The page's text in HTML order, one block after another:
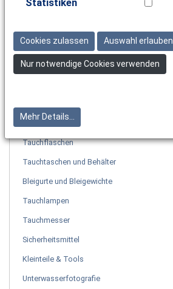
Masken & Schnorchel & Flossen
Neoprenzubehör
Tauchcomputer & Uhren
Jacketzubehör
Tauchflaschen
Tauchtaschen und Behälter
Bleigurte und Bleigewichte
Tauchlampen
Tauchmesser
Sicherheitsmittel
Kleinteile & Tools
Unterwasserfotografie
Statistiken
Cookies zulassen Auswahl erlauben
Nur notwendige Cookies verwenden
Mehr Details...